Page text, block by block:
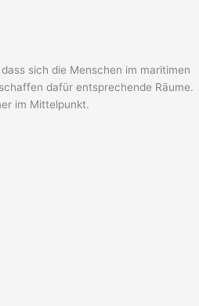
sich die Menschen im maritimen
dafür entsprechende Räume.
im Mittelpunkt.